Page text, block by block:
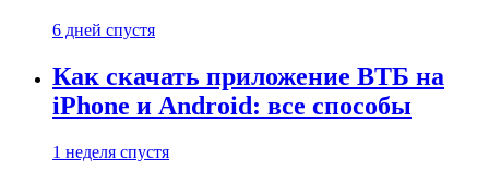
6 дней спустя
Как скачать приложение ВТБ на
iPhone и Android: все способы
1 неделя спустя